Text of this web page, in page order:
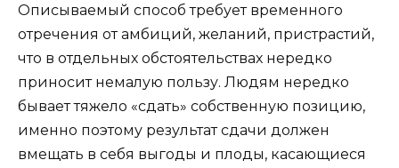
Описываемый способ требует временного
отречения от амбиций, желаний, пристрастий,
что в отдельных обстоятельствах нередко
приносит немалую пользу. Людям нередко
бывает тяжело «сдать» собственную позицию,
именно поэтому результат сдачи должен
вмещать в себя выгоды и плоды, касающиеся